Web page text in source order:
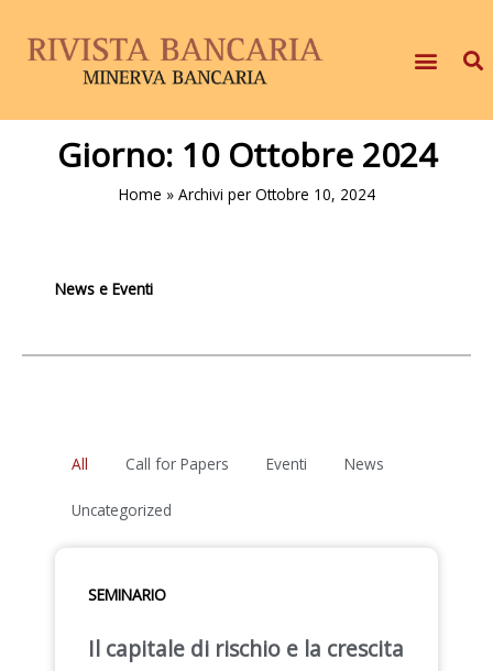
Giorno: 10 Ottobre 2024
Home » Archivi per Ottobre 10, 2024
News e Eventi
All Call for Papers Eventi News
Uncategorized
SEMINARIO
Il capitale di rischio e la crescita